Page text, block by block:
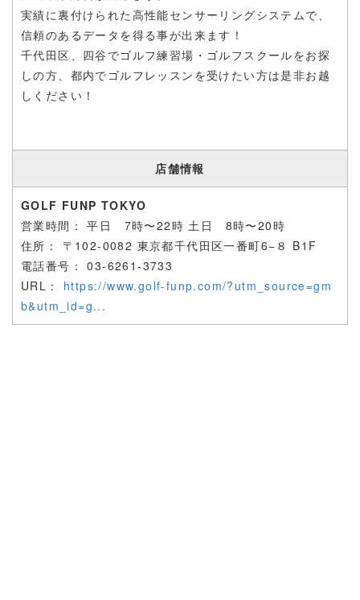
実績に裏付けられた高性能センサーリングシステムで、
信頼のあるデータを得る事が出来ます！
千代田区、四谷でゴルフ練習場・ゴルフスクールをお探
しの方、都内でゴルフレッスンを受けたい方は是非お越
しください！
店舗情報
GOLF FUNP TOKYO
営業時間：平日 7時〜22時 土日 8時〜20時
住所： 〒 102-0082 東京都千代田区一番町6−８ B1F
電話番号：03-6261-3733
URL： https://www.golf-funp.com/?utm_source=gm
b&utm_id=g...